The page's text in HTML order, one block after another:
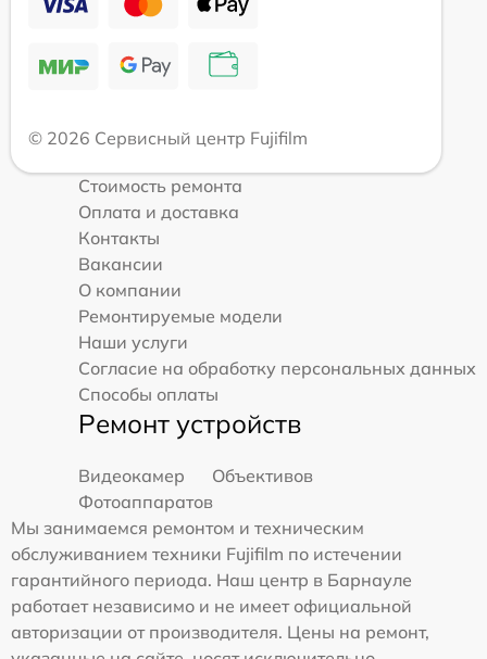
© 2026 Сервисный центр Fujifilm
Стоимость ремонта
Оплата и доставка
Контакты
Вакансии
О компании
Ремонтируемые модели
Наши услуги
Согласие на обработку персональных данных
Способы оплаты
Ремонт устройств
Видеокамер
Объективов
Фотоаппаратов
Мы занимаемся ремонтом и техническим
обслуживанием техники Fujifilm по истечении
гарантийного периода. Наш центр в Барнауле
работает независимо и не имеет официальной
авторизации от производителя. Цены на ремонт,